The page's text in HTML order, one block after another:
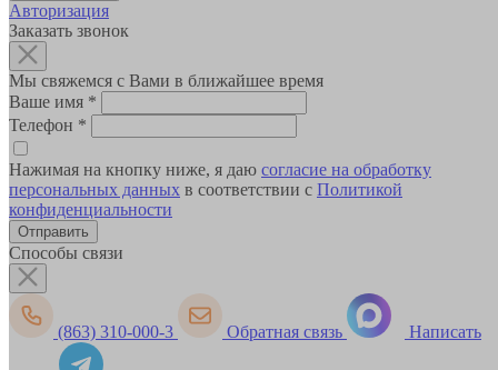
Авторизация
Заказать звонок
Мы свяжемся с Вами в ближайшее время
Ваше имя *
Телефон *
Нажимая на кнопку ниже, я даю согласие на обработку
персональных данных в соответствии с Политикой
конфиденциальности
Способы связи
(863) 310-000-3 Обратная связь Написать